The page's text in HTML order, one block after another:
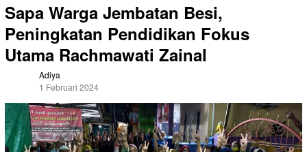
Sapa Warga Jembatan Besi,
Peningkatan Pendidikan Fokus
Utama Rachmawati Zainal
Adiya
1 Februari 2024